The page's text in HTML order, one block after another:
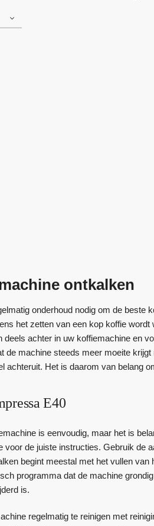
ontkalken
onderhoud nodig om de beste
het zetten van een kop koffie
achter in uw koffiemachine en
de machine steeds meer moeite
Het is daarom van belang
E40
is eenvoudig, maar het is
de juiste instructies. Gebruik de
begint meestal met het vullen
programma dat de machine
is.
regelmatig te reinigen met